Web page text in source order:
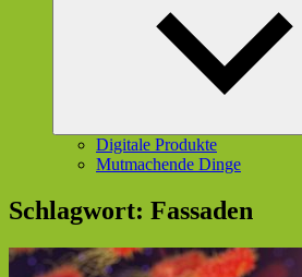
Digitale Produkte
Mutmachende Dinge
Schlagwort: Fassaden